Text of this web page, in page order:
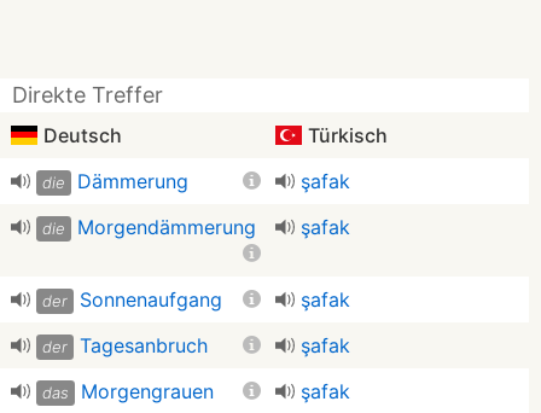
Direkte Treffer
Deutsch Türkisch
die Dämmerung şafak
die Morgendämmerung şafak
der Sonnenaufgang şafak
der Tagesanbruch şafak
das Morgengrauen şafak